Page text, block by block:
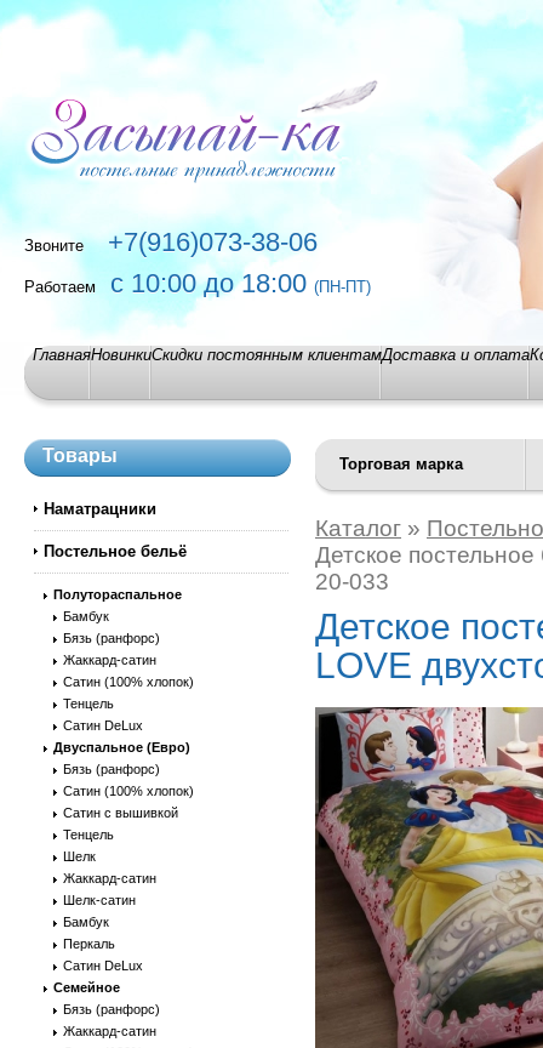
Звоните+7(916)073-38-06
Работаем с 10:00 до 18:00 (ПН-ПТ)
ГлавнаяНовинкиСкидки постоянным клиентамДоставка и оплата
Товары
Наматрацники
Постельное бельё
Полутораспальное
Бамбук
Бязь (ранфорс)
Жаккард-сатин
Сатин (100% хлопок)
Тенцель
Сатин DeLux
Двуспальное (Евро)
Бязь (ранфорс)
Сатин (100% хлопок)
Сатин с вышивкой
Тенцель
Шелк
Жаккард-сатин
Шелк-сатин
Бамбук
Перкаль
Сатин DeLux
Семейное
Бязь (ранфорс)
Жаккард-сатин
Торговая марка
Каталог »
Детское
20-033
Детское
LOVE